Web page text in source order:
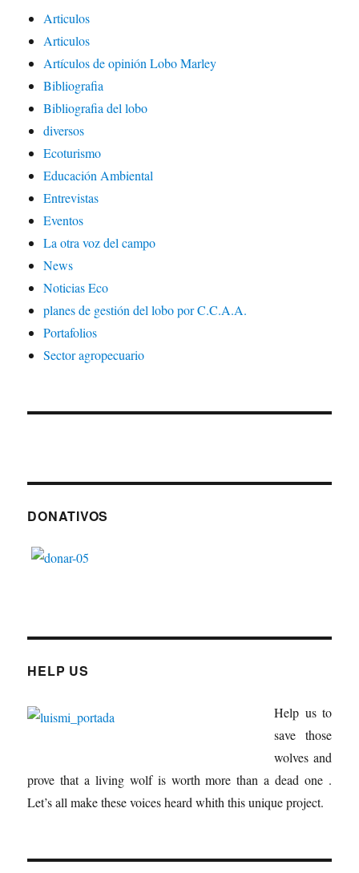
Articulos
Articulos
Artículos de opinión Lobo Marley
Bibliografia
Bibliografia del lobo
diversos
Ecoturismo
Educación Ambiental
Entrevistas
Eventos
La otra voz del campo
News
Noticias Eco
planes de gestión del lobo por C.C.A.A.
Portafolios
Sector agropecuario
DONATIVOS
HELP US
Help us to
save those
wolves and
prove that a living wolf is worth more than a dead one .
Let’s all make these voices heard whith this unique project.